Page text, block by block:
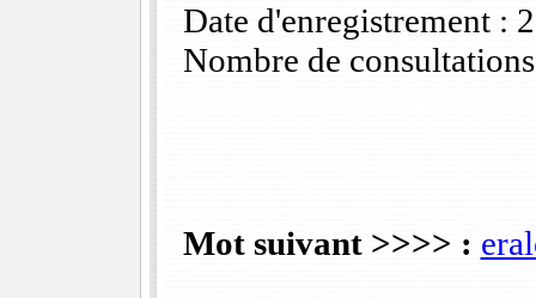
Date d'enregistrement :
Nombre de
Mot suivant >>>> :